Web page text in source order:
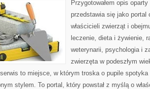
Przygotowałem opis
przedstawia się jako portal
właścicieli zwierząt i
leczenie, dieta i żywienie,
weterynarii, psychologia i
zwierzęta w podeszłym
to miejsce, w którym troska o pupile
stylem. To portal, który powstał z myślą o